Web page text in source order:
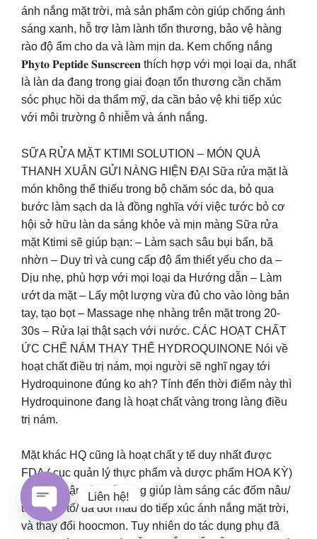
ánh nắng mặt trời, mà sản phẩm còn giúp chống ánh
sáng xanh, hỗ trợ làm lành tổn thương, bảo vệ hàng
rào độ ẩm cho da và làm mịn da. Kem chống nắng
𝐏𝐡𝐲𝐭𝐨 𝐏𝐞𝐩𝐭𝐢𝐝𝐞 𝐒𝐮𝐧𝐬𝐜𝐫𝐞𝐞𝐧 thích hợp với mọi loại da, nhất
là làn da đang trong giai đoạn tổn thương cần chăm
sóc phục hồi da thẩm mỹ, da cần bảo vệ khi tiếp xúc
với môi trường ô nhiễm và ánh nắng.
SỮA RỬA MẶT KTIMI SOLUTION – MÓN QUÀ
THANH XUÂN GỬI NÀNG HIỆN ĐẠI Sữa rửa mặt là
món không thể thiếu trong bộ chăm sóc da, bỏ qua
bước làm sạch da là đồng nghĩa với việc tước bỏ cơ
hội sở hữu làn da sáng khỏe và mịn màng Sữa rửa
mặt Ktimi sẽ giúp bạn: – Làm sạch sâu bụi bẩn, bã
nhờn – Duy trì và cung cấp độ ẩm thiết yếu cho da –
Dịu nhẹ, phù hợp với mọi loại da Hướng dẫn – Làm
ướt da mặt – Lấy một lượng vừa đủ cho vào lòng bản
tay, tạo bọt – Massage nhẹ nhàng trên mặt trong 20-
30s – Rửa lại thật sạch với nước. CÁC HOẠT CHẤT
ỨC CHẾ NÁM THAY THẾ HYDROQUINONE Nói về
hoạt chất điều trị nám, mọi người sẽ nghĩ ngay tới
Hydroquinone đúng ko ah? Tính đến thời điểm này thì
Hydroquinone đang là hoạt chất vàng trong làng điều
trị nám.
Mặt khác HQ cũng là hoạt chất y tế duy nhất được
FDA ( cục quản lý thực phẩm và dược phẩm HOA KỲ)
chứng nhận về khả năng giúp làm sáng các đốm nâu/
tăng sắc tố/ da đổi màu do tiếp xúc ánh nắng mặt trời,
và thay đổi hoocmon. Tuy nhiên do tác dụng phụ đã
Liên hệ!
Open